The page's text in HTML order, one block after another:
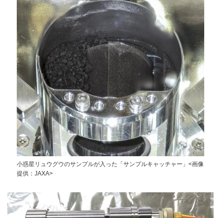
小惑星リュウグウのサンプルが入った「サンプルキャッチャー」<画像
提供：JAXA>